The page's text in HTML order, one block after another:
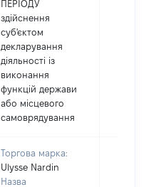
ПЕРІОДУ
здійснення
суб'єктом
декларування
діяльності із
виконання
функцій держави
або місцевого
самоврядування
Торгова марка:
Ulysse Nardin
Назва